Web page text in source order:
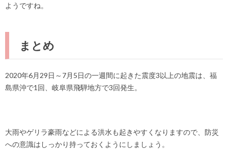
ようですね。
まとめ
2020年6月29日～7月5日の一週間に起きた震度3以上の地震は、福
島県沖で1回、岐阜県飛騨地方で3回発生。
大雨やゲリラ豪雨などによる洪水も起きやすくなりますので、防災
への意識はしっかり持っておくようにしましょう。